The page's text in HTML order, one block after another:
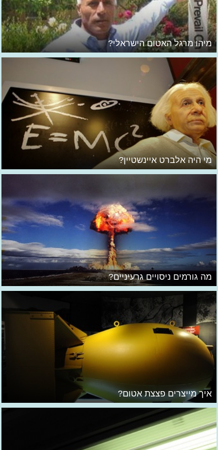
מיהו מרגל האטום הישראלי?
מי היה אלברט איינשטיין?
מה גורמים ניסויים גרעיניים?
איך מייצרים פצצת אטום?